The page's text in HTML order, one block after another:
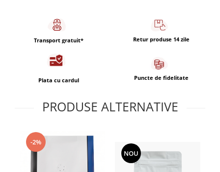
Transport gratuit* Retur produse 14 zile
Plata cu cardul Puncte de fidelitate
PRODUSE ALTERNATIVE
-2%
NOU